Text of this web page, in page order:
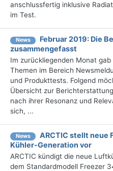
anschlussfertig inklusive
im Test.
News
Februar 2019: Die
zusammengefasst
Im zurückliegenden Monat
Themen im Bereich
und Produkttests. Folgend
Übersicht zur
nach ihrer Resonanz und
sich, ...
News
ARCTIC stellt neue
Kühler-Generation vor
ARCTIC kündigt die neue
dem Standardmodell Freezer